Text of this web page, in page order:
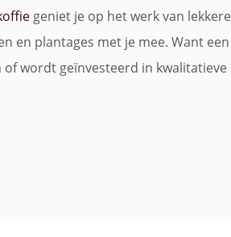
geniet je op het werk van lekkere
en plantages met je mee. Want een
wordt geïnvesteerd in kwalitatieve